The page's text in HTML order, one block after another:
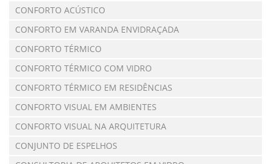
CONFORTO ACÚSTICO
CONFORTO EM VARANDA ENVIDRAÇADA
CONFORTO TÉRMICO
CONFORTO TÉRMICO COM VIDRO
CONFORTO TÉRMICO EM RESIDÊNCIAS
CONFORTO VISUAL EM AMBIENTES
CONFORTO VISUAL NA ARQUITETURA
CONJUNTO DE ESPELHOS